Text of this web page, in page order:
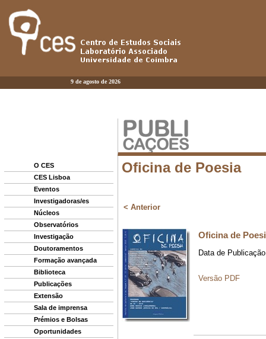
9 de agosto de 2026
O CES
CES Lisboa
Eventos
Investigadoras/es
Núcleos
Observatórios
Investigação
Doutoramentos
Formação avançada
Biblioteca
Publicações
Extensão
Sala de imprensa
Prémios e Bolsas
Oportunidades